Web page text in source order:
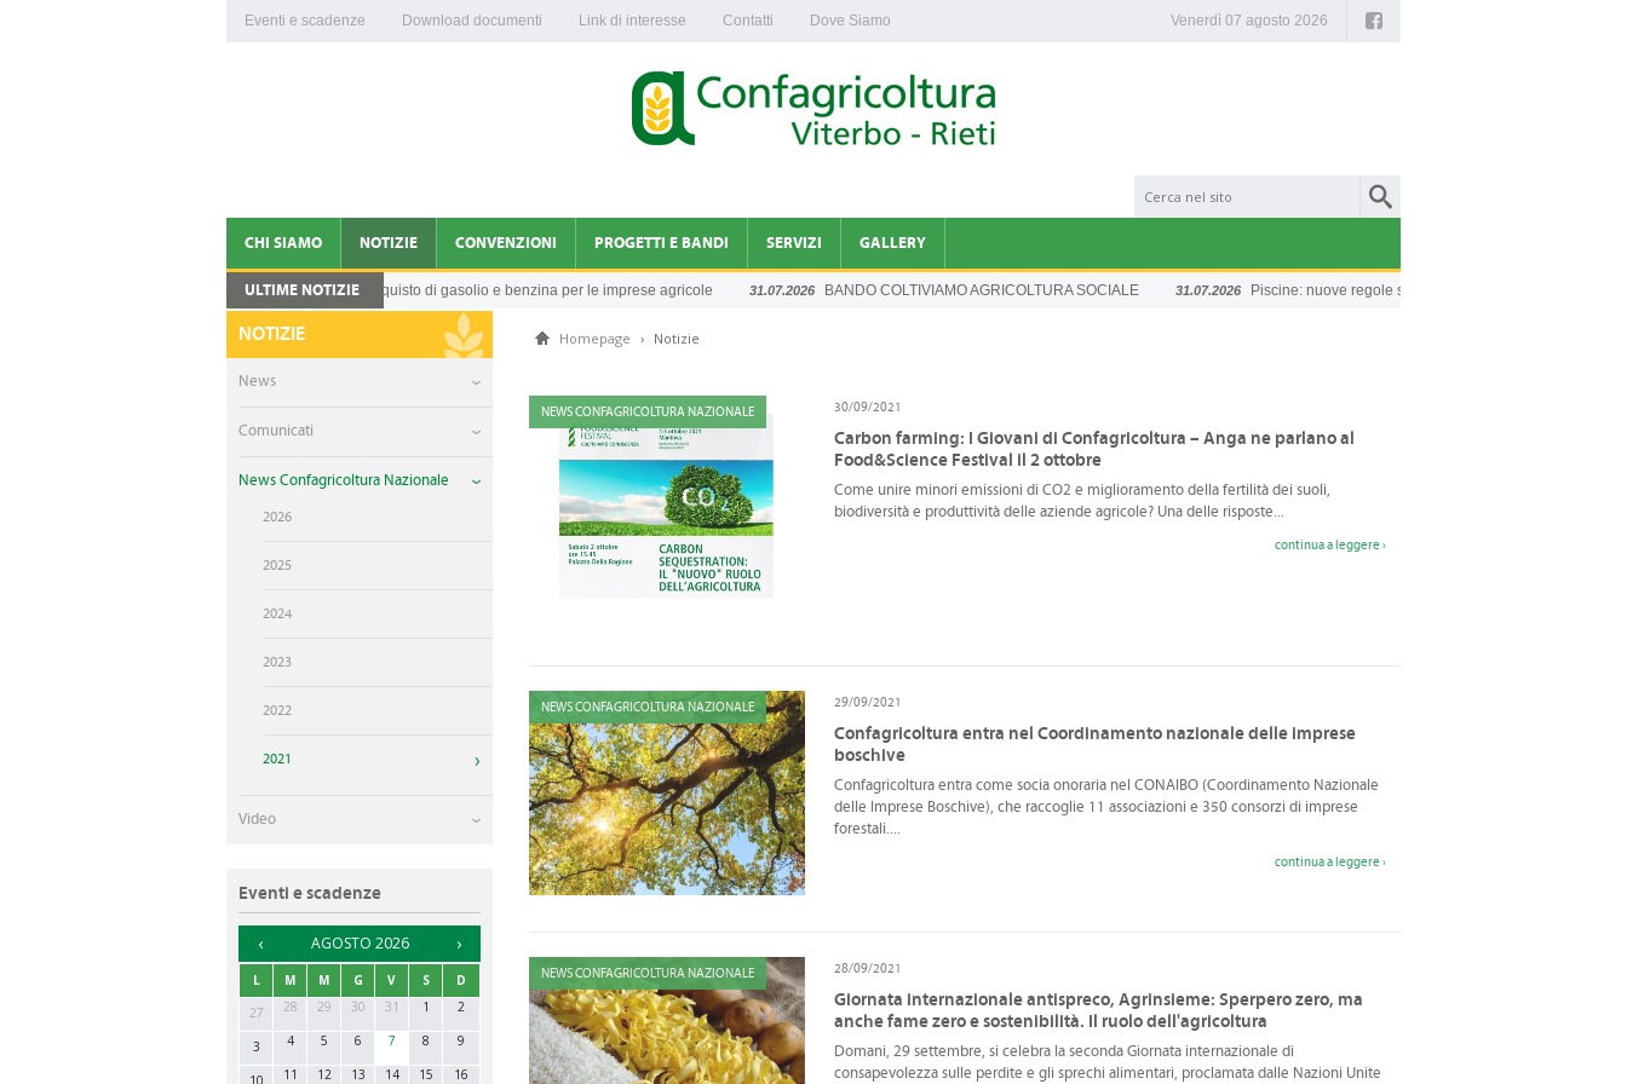
Eventi e scadenze Download documenti Link di interesse Contatti Dove Siamo Facebook
Venerdì 07 agosto 2026
CHI SIAMO
CONFAGRICOLTURA VITERBO E RIETI
DIRIGENTI
NOTIZIE
NEWS
COMUNICATI
NEWS CONFAGRICOLTURA NAZIONALE
CONVENZIONI PROGETTI E BANDI SERVIZI
INFORMAZIONI DAGLI UFFICI
GALLERY
ULTIME NOTIZIE
Credito d’imposta per l'acquisto di gasolio e benzina per le imprese agricole 31.07.2026 BANDO COLTIVIAMO AGRICOLTURA SOCIALE 31.07.2026 Piscine: nuove regole sulla sicurezza
NOTIZIE
News
Comunicati
News Confagricoltura Nazionale
2026
2025
2024
2023
2022
2021
Video
Eventi e scadenze
AGOSTO 2026 ►
L M M G V S
D
27
28 29 30 31 1 2
3 4 5 6 7 8 9
10 11 12 13 14 15 16
Homepage › Notizie
NEWS CONFAGRICOLTURA NAZIONALE 30/09/2021
Carbon farming: I Giovani di Confagricoltura – Anga ne parlano al
Food&Science Festival il 2 ottobre
Come unire minori emissioni di CO2 e miglioramento della fertilità dei suoli,
biodiversità e produttività delle aziende agricole? Una delle risposte...
continua a leggere ›
NEWS CONFAGRICOLTURA NAZIONALE 29/09/2021
Confagricoltura entra nel Coordinamento nazionale delle imprese
boschive
Confagricoltura entra come socia onoraria nel CONAIBO (Coordinamento Nazionale
delle Imprese Boschive), che raccoglie 11 associazioni e 350 consorzi di imprese
forestali....
continua a leggere ›
NEWS CONFAGRICOLTURA NAZIONALE 28/09/2021
Giornata internazionale antispreco, Agrinsieme: Sperpero zero, ma
anche fame zero e sostenibilità. Il ruolo dell'agricoltura
Domani, 29 settembre, si celebra la seconda Giornata internazionale di
consapevolezza sulle perdite e gli sprechi alimentari, proclamata dalle Nazioni Unite